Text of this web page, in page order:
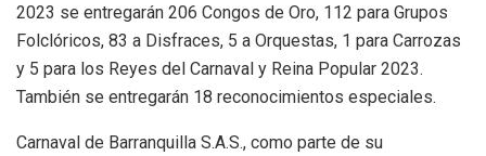
2023 se entregarán 206 Congos de Oro, 112 para Grupos
Folclóricos, 83 a Disfraces, 5 a Orquestas, 1 para Carrozas
y 5 para los Reyes del Carnaval y Reina Popular 2023.
También se entregarán 18 reconocimientos especiales.
Carnaval de Barranquilla S.A.S., como parte de su